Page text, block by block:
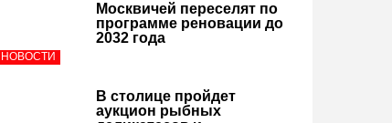
НОВОСТИ
Москвичей переселят по
программе реновации до
2032 года
В столице пройдет
аукцион рыбных